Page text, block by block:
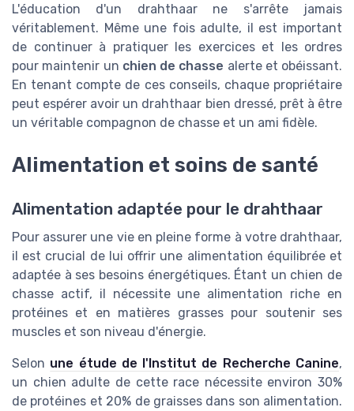
L'éducation d'un drahthaar ne s'arrête jamais
véritablement. Même une fois adulte, il est important
de continuer à pratiquer les exercices et les ordres
pour maintenir un chien de chasse alerte et obéissant.
En tenant compte de ces conseils, chaque propriétaire
peut espérer avoir un drahthaar bien dressé, prêt à être
un véritable compagnon de chasse et un ami fidèle.
Alimentation et soins de santé
Alimentation adaptée pour le drahthaar
Pour assurer une vie en pleine forme à votre drahthaar,
il est crucial de lui offrir une alimentation équilibrée et
adaptée à ses besoins énergétiques. Étant un chien de
chasse actif, il nécessite une alimentation riche en
protéines et en matières grasses pour soutenir ses
muscles et son niveau d'énergie.
Selon une étude de l'Institut de Recherche Canine,
un chien adulte de cette race nécessite environ 30%
de protéines et 20% de graisses dans son alimentation.